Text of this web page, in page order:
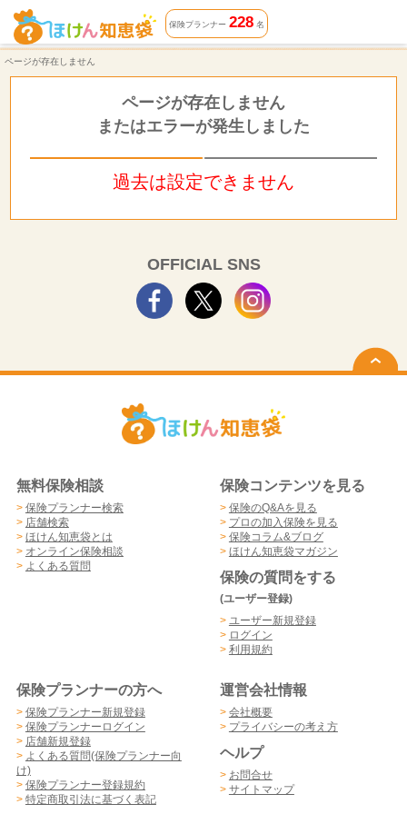
ページが存在しません | ほけん知恵袋
保険プランナー 228名
ページが存在しません
ページが存在しません
またはエラーが発生しました
過去は設定できません
OFFICIAL SNS
無料保険相談
> 保険プランナー検索
> 店舗検索
> ほけん知恵袋とは
> オンライン保険相談
> よくある質問
保険コンテンツを見る
> 保険のQ&Aを見る
> プロの加入保険を見る
> 保険コラム&ブログ
> ほけん知恵袋マガジン
保険の質問をする
(ユーザー登録)
> ユーザー新規登録
> ログイン
> 利用規約
保険プランナーの方へ
> 保険プランナー新規登録
> 保険プランナーログイン
> 店舗新規登録
> よくある質問(保険プランナー向
け)
> 保険プランナー登録規約
> 特定商取引法に基づく表記
運営会社情報
> 会社概要
> プライバシーの考え方
ヘルプ
> お問合せ
> サイトマップ